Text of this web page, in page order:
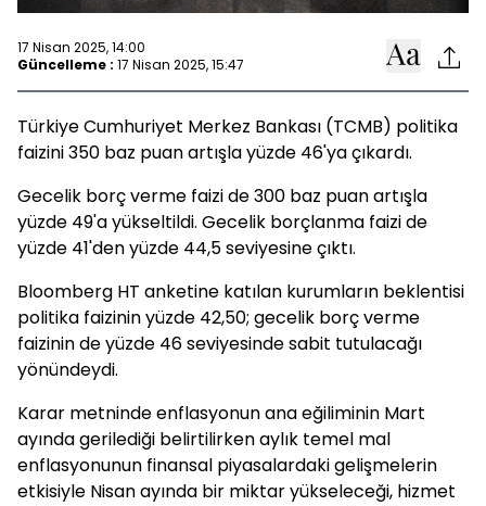
17 Nisan 2025, 14:00
Güncelleme : 17 Nisan 2025, 15:47
Türkiye Cumhuriyet Merkez Bankası (TCMB) politika
faizini 350 baz puan artışla yüzde 46'ya çıkardı.
Gecelik borç verme faizi de 300 baz puan artışla
yüzde 49'a yükseltildi. Gecelik borçlanma faizi de
yüzde 41'den yüzde 44,5 seviyesine çıktı.
Bloomberg HT anketine katılan kurumların beklentisi
politika faizinin yüzde 42,50; gecelik borç verme
faizinin de yüzde 46 seviyesinde sabit tutulacağı
yönündeydi.
Karar metninde enflasyonun ana eğiliminin Mart
ayında gerilediği belirtilirken aylık temel mal
enflasyonunun finansal piyasalardaki gelişmelerin
etkisiyle Nisan ayında bir miktar yükseleceği, hizmet